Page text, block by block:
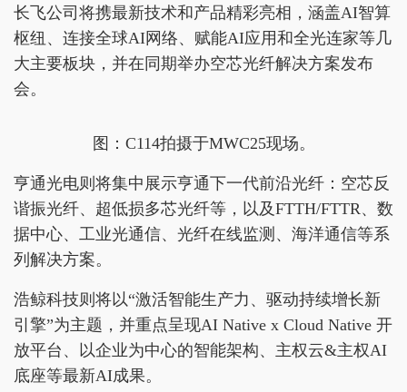
长飞公司将携最新技术和产品精彩亮相，涵盖AI智算
枢纽、连接全球AI网络、赋能AI应用和全光连家等几
大主要板块，并在同期举办空芯光纤解决方案发布
会。
图：C114拍摄于MWC25现场。
亨通光电则将集中展示亨通下一代前沿光纤：空芯反
谐振光纤、超低损多芯光纤等，以及FTTH/FTTR、数
据中心、工业光通信、光纤在线监测、海洋通信等系
列解决方案。
浩鲸科技则将以“激活智能生产力、驱动持续增长新
引擎”为主题，并重点呈现AI Native x Cloud Native 开
放平台、以企业为中心的智能架构、主权云&主权AI
底座等最新AI成果。